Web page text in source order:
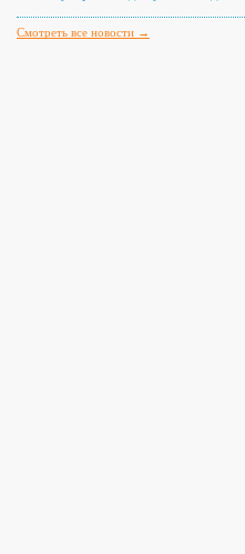
Смотреть все новости →